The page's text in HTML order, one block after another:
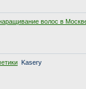
волос в
Kasery